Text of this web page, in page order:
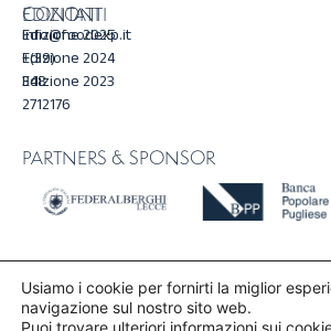
CONTATTI
info@foodexp.it
+(39)
348
2712176
EDIZIONI
Edizione 2025
Edizione 2024
Edizione 2023
PARTNERS & SPONSOR
Usiamo i cookie per fornirti la miglior
navigazione sul nostro sito web.
Puoi trovare ulteriori informazioni sui